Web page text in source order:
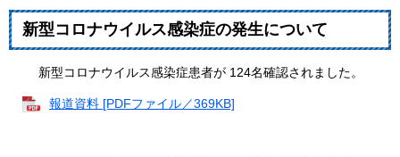
新型コロナウイルス感染症の発生について
新型コロナウイルス感染症患者が 124名確認されました。
報道資料 [PDFファイル／369KB]